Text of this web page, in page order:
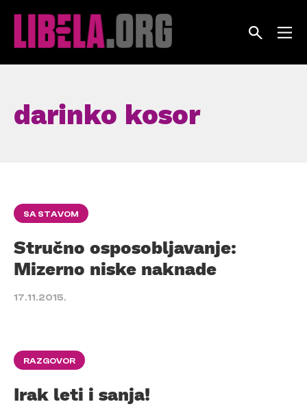
darinko kosor
SA STAVOM
Stručno osposobljavanje:
Mizerno niske naknade
17.11.2015.
RAZGOVOR
Irak leti i sanja!